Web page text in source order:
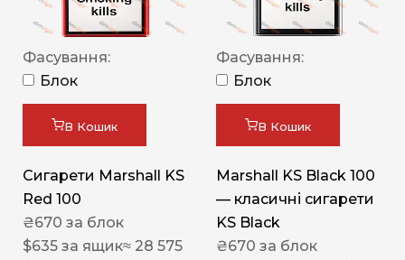
Фасування:
Блок
В Кошик
Сигарети Marshall KS
Red 100
₴670 за блок
$635 за ящик≈ 28 575
Фасування:
Блок
В Кошик
Marshall KS Black 100
— класичні сигарети
KS Black
₴670 за блок